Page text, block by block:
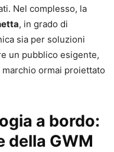
Nel complesso, la
, in grado di
sia per soluzioni
un pubblico esigente,
marchio ormai proiettato
a bordo:
della GWM